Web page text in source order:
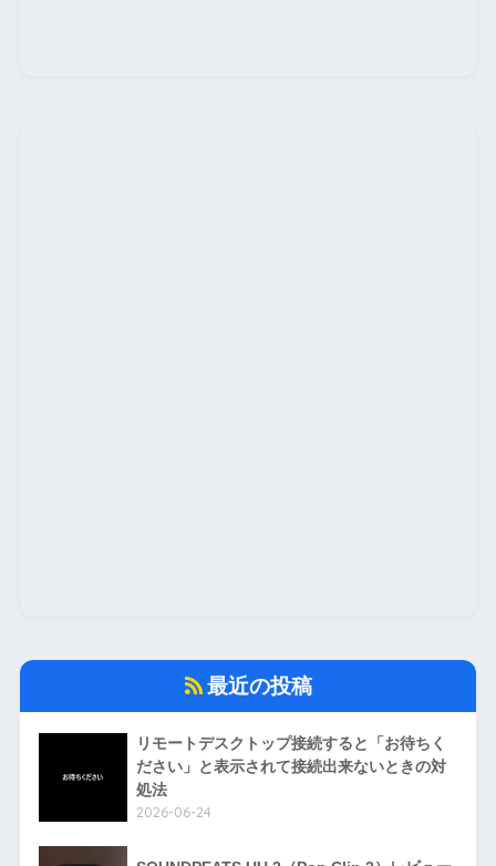
最近の投稿
リモートデスクトップ接続すると「お待ちく
ださい」と表示されて接続出来ないときの対
処法
2026-06-24